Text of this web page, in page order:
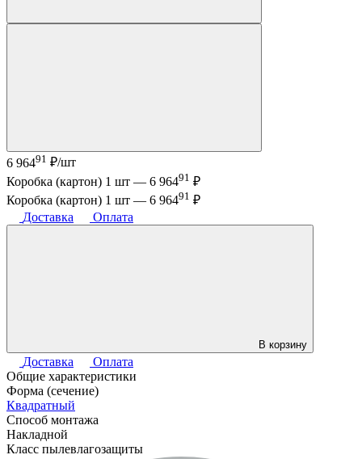
6 96491 ₽/шт
Коробка (картон) 1 шт — 6 96491 ₽
Коробка (картон) 1 шт — 6 96491 ₽
Доставка
Оплата
В корзину
Доставка
Оплата
Общие характеристики
Форма (сечение)
Квадратный
Способ монтажа
Накладной
Класс пылевлагозащиты